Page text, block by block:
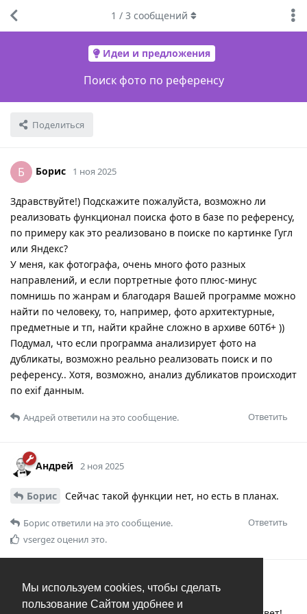
Мы используем cookies, чтобы сделать
пользование Сайтом удобнее и
Идеи и предложения
Поиск фото по референсу
Поделиться
1 / 3 сообщений
Б Борис 1 ноя 2025
Здравствуйте!) Подскажите пожалуйста, возможно ли
реализовать функционал поиска фото в базе по референсу,
по примеру как это реализовано в поиске по картинке Гугл
или Яндекс?
У меня, как фотографа, очень много фото разных
направлений, и если портретные фото плюс-минус
помнишь по жанрам и благодаря Вашей программе можно
найти по человеку, то, например, фото архитектурные,
предметные и тп, найти крайне сложно в архиве 60Тб+ ))
Подумал, что если программа анализирует фото на
дубликаты, возможно реально реализовать поиск и по
референсу.. Хотя, возможно, анализ дубликатов происходит
по exif данным.
Ответить
Андрейответили на это сообщение.
Андрей 2 ноя 2025
Борис Сейчас такой функции нет, но есть в планах.
Ответить
Борисответили на это сообщение.
vsergezоценил это.
Б Борис 4 ноя 2025